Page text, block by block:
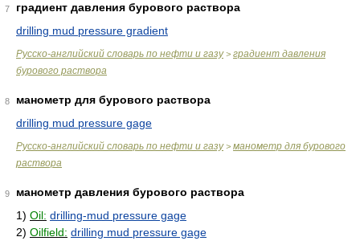
7
градиент давления бурового раствора
drilling mud pressure gradient
Русско-английский словарь по нефти и газу> градиент давления
бурового раствора
8
манометр для бурового раствора
drilling mud pressure gage
Русско-английский словарь по нефти и газу> манометр для бурового
раствора
9
манометр давления бурового раствора
1) Oil: drilling-mud pressure gage
2) Oilfield: drilling mud pressure gage